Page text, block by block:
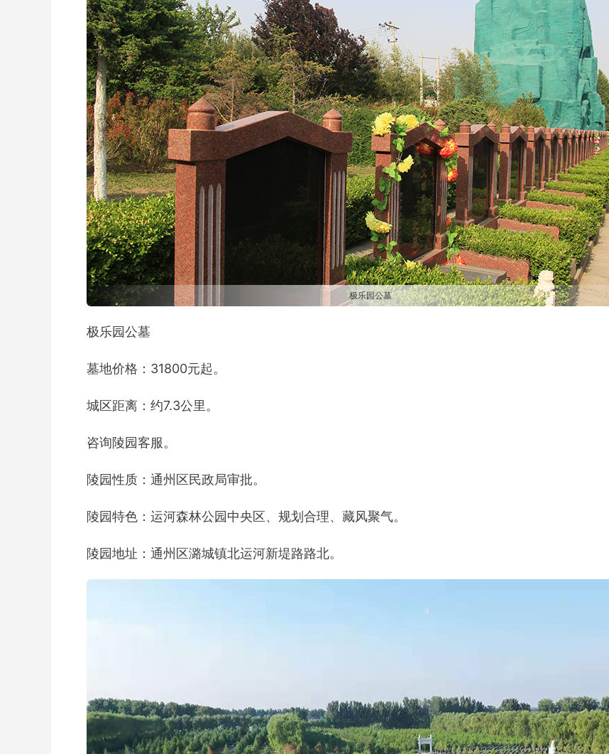
极乐园公墓
极乐园公墓
墓地价格：31800元起。
城区距离：约7.3公里。
咨询陵园客服。
陵园性质：通州区民政局审批。
陵园特色：运河森林公园中央区、规划合理、藏风聚气。
陵园地址：通州区潞城镇北运河新堤路路北。